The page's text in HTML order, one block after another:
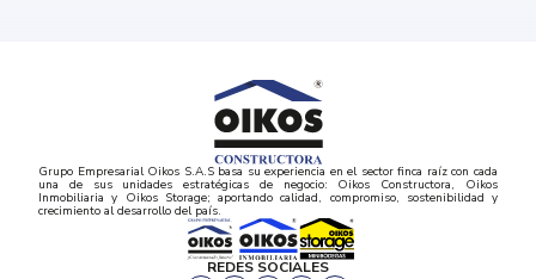
Grupo Empresarial Oikos S.A.S basa su experiencia en el sector finca raíz con cada
una de sus unidades estratégicas de negocio: Oikos Constructora, Oikos
Inmobiliaria y Oikos Storage; aportando calidad, compromiso, sostenibilidad y
crecimiento al desarrollo del país.
REDES SOCIALES